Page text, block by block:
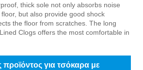
thick sole not only absorbs noise
but also provide good shock
the floor from scratches. The long
Clogs offers the most comfortable in
προϊόντος για τσόκαρα με